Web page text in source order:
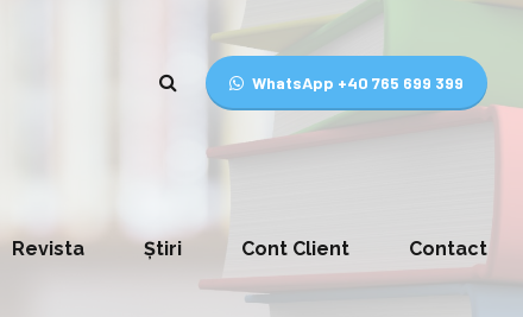
WhatsApp +40 765 699 399
Revista Știri Cont Client Contact